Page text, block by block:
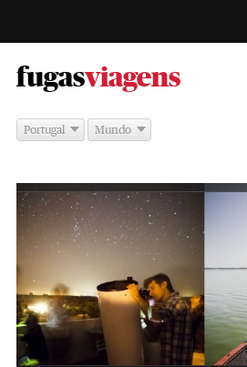
fugas -
viagens
Portugal Mundo